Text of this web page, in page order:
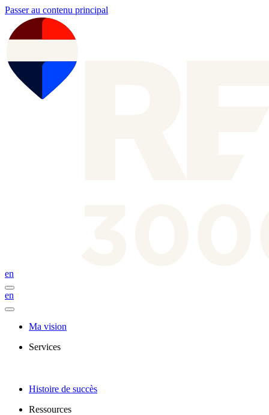
Passer au contenu principal
en
en
Ma vision
Services
Histoire de succès
Ressources